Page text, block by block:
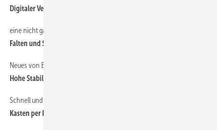
Digitaler Vertrieb im Fachhandwerk
eine nicht ganz alltägliche Lösung
Falten und Schieben in XXL
Neues von Exte zur Statikkonsole
Hohe Stabilität, einfache Montage
Schnell und genau: Sto-Jalousie­kasten-Konfigurator
Kasten per Klick